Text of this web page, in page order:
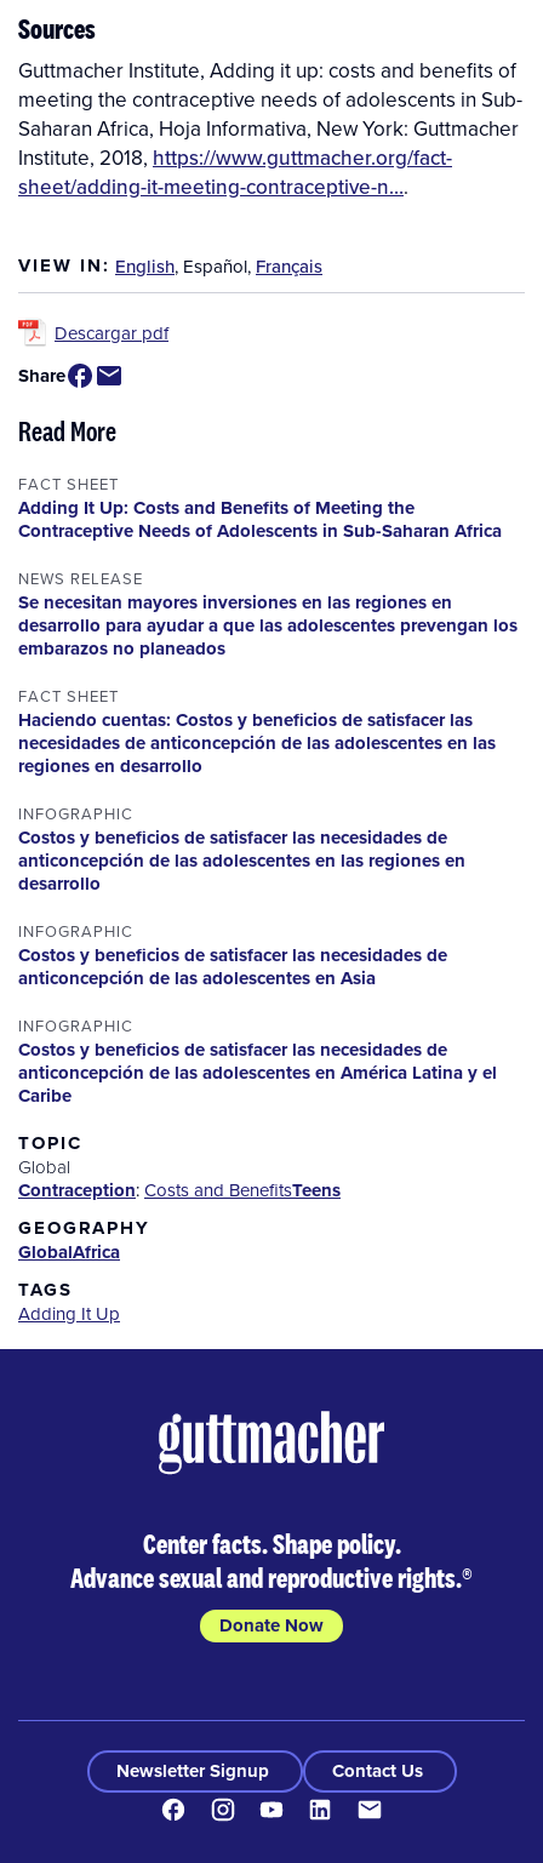
Sources
Guttmacher Institute, Adding it up: costs and benefits of
meeting the contraceptive needs of adolescents in Sub-
Saharan Africa, Hoja Informativa, New York: Guttmacher
Institute, 2018, https://www.guttmacher.org/fact-
sheet/adding-it-meeting-contraceptive-n….
VIEW IN: English, Español, Français
Descargar pdf
Share
Read More
FACT SHEET
Adding It Up: Costs and Benefits of Meeting the
Contraceptive Needs of Adolescents in Sub-Saharan Africa
NEWS RELEASE
Se necesitan mayores inversiones en las regiones en
desarrollo para ayudar a que las adolescentes prevengan los
embarazos no planeados
FACT SHEET
Haciendo cuentas: Costos y beneficios de satisfacer las
necesidades de anticoncepción de las adolescentes en las
regiones en desarrollo
INFOGRAPHIC
Costos y beneficios de satisfacer las necesidades de
anticoncepción de las adolescentes en las regiones en
desarrollo
INFOGRAPHIC
Costos y beneficios de satisfacer las necesidades de
anticoncepción de las adolescentes en Asia
INFOGRAPHIC
Costos y beneficios de satisfacer las necesidades de
anticoncepción de las adolescentes en América Latina y el
Caribe
TOPIC
Global
Contraception:Costs and BenefitsTeens
GEOGRAPHY
GlobalAfrica
TAGS
Adding It Up
Center facts. Shape policy.
Advance sexual and reproductive rights.®
Donate Now
Newsletter Signup
Contact Us
FacebookInstagramYoutubeLinkedIn